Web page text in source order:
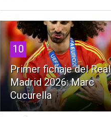
10
Primer fichaje del Real
Madrid 2026: Marc
Cucurella